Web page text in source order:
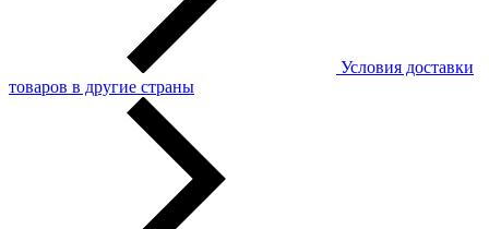
Условия доставки
товаров в другие страны